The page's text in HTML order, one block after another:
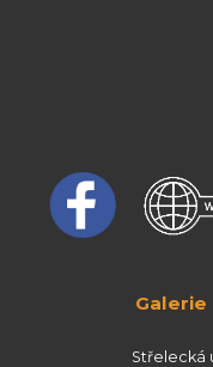
Galerie
Střelecká